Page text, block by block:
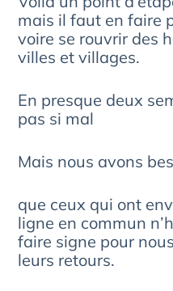
mais il faut en faire
voire se rouvrir des
villes et villages.
En presque deux
pas si mal
Mais nous avons
que ceux qui ont
ligne en commun
faire signe pour
leurs retours.